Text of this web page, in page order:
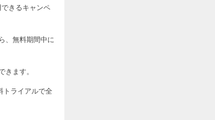
きるキャンペ
、無料期間中に
ます。
トライアルで全